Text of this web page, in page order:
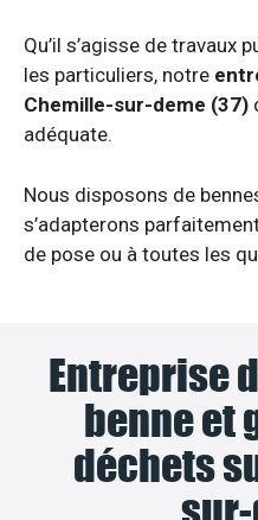
Qu’il s’agisse de travaux
les particuliers, notre
Chemille-sur-deme (37)
adéquate.
Nous disposons de
s’adapterons
de pose ou à toutes les
Entreprise
benne et
déchets